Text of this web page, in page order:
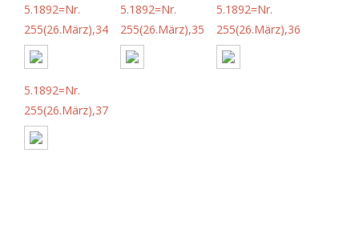
5.1892=Nr.
255(26.März),34
5.1892=Nr.
255(26.März),35
5.1892=Nr.
255(26.März),36
5.1892=Nr.
255(26.März),37